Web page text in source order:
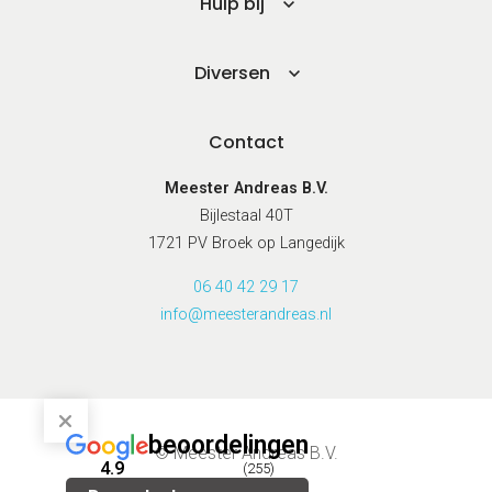
Diversen
Contact
Meester Andreas B.V.
Bijlestaal 40T
1721 PV Broek op Langedijk
06 40 42 29 17
info@meesterandreas.nl
© Meester Andreas B.V.
beoordelingen
4.9 (255)